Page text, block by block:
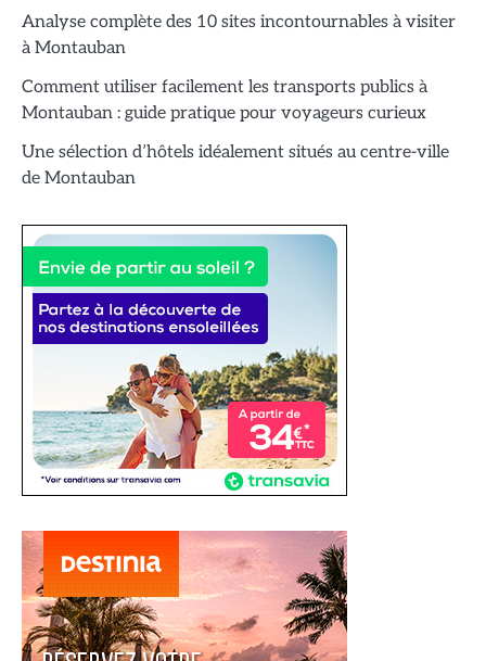
Analyse complète des 10 sites incontournables à visiter
à Montauban
Comment utiliser facilement les transports publics à
Montauban : guide pratique pour voyageurs curieux
Une sélection d’hôtels idéalement situés au centre-ville
de Montauban